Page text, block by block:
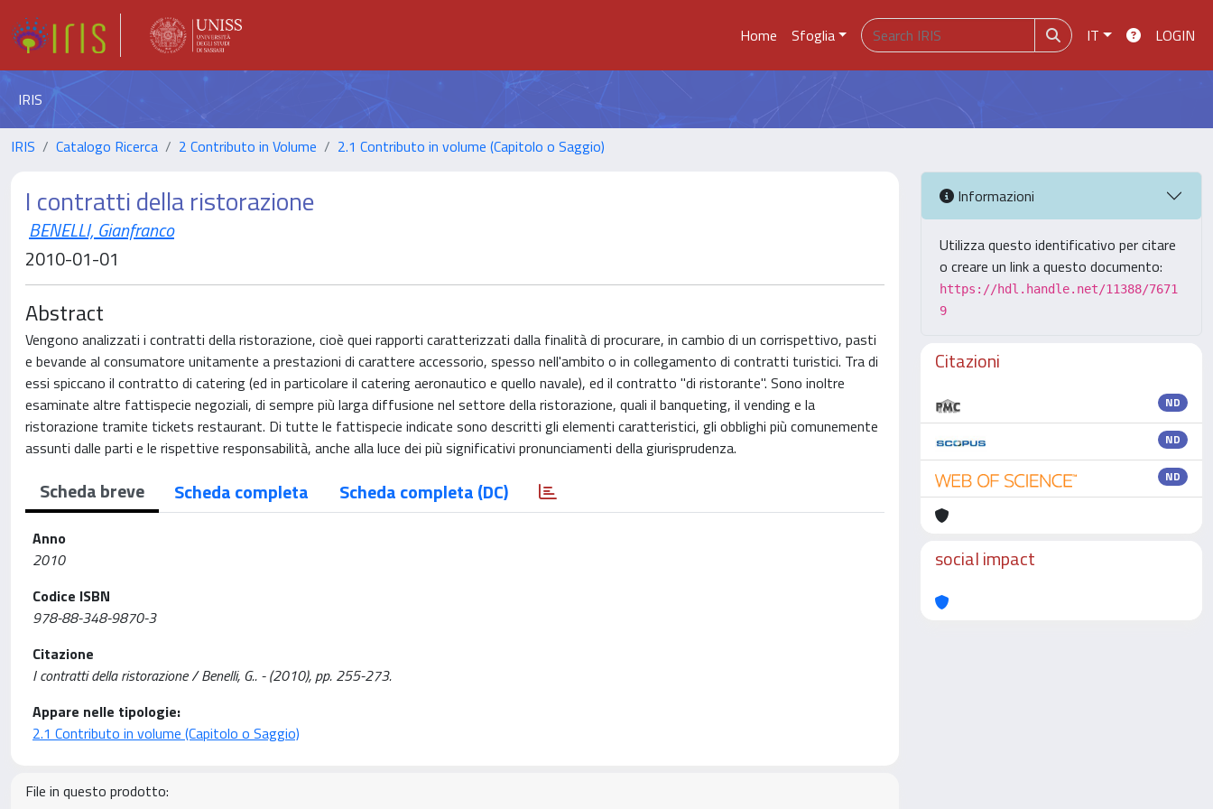
Home Sfoglia IT LOGIN
IRIS
IRIS Catalogo Ricerca 2 Contributo in Volume 2.1 Contributo in volume (Capitolo o Saggio)
I contratti della ristorazione
BENELLI, Gianfranco
2010-01-01
Abstract
Vengono analizzati i contratti della ristorazione, cioè quei rapporti caratterizzati dalla finalità di procurare, in cambio di un corrispettivo, pasti
e bevande al consumatore unitamente a prestazioni di carattere accessorio, spesso nell'ambito o in collegamento di contratti turistici. Tra di
essi spiccano il contratto di catering (ed in particolare il catering aeronautico e quello navale), ed il contratto "di ristorante". Sono inoltre
esaminate altre fattispecie negoziali, di sempre più larga diffusione nel settore della ristorazione, quali il banqueting, il vending e la
ristorazione tramite tickets restaurant. Di tutte le fattispecie indicate sono descritti gli elementi caratteristici, gli obblighi più comunemente
assunti dalle parti e le rispettive responsabilità, anche alla luce dei più significativi pronunciamenti della giurisprudenza.
Scheda breve Scheda completa Scheda completa (DC)
Anno
2010
Codice ISBN
978-88-348-9870-3
Citazione
I contratti della ristorazione / Benelli, G.. - (2010), pp. 255-273.
Appare nelle tipologie:
2.1 Contributo in volume (Capitolo o Saggio)
File in questo prodotto:
Informazioni
Utilizza questo identificativo per citare
o creare un link a questo documento:
https://hdl.handle.net/11388/7671
9
Citazioni
ND
ND
ND
social impact